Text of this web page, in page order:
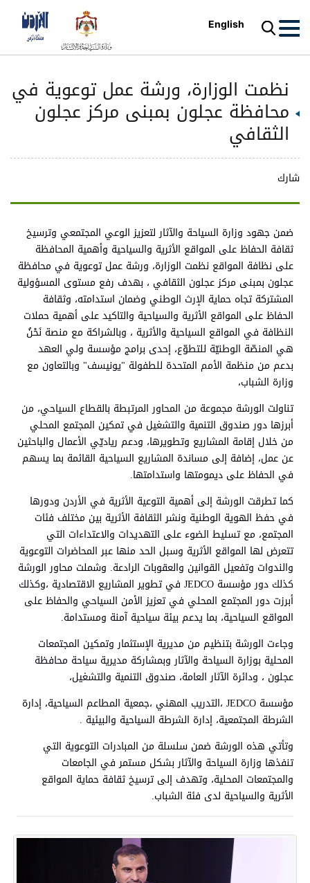
English
نظمت الوزارة، ورشة عمل توعوية في
محافظة عجلون بمبنى مركز عجلون
الثقافي
شارك
ضمن جهود وزارة السياحة والآثار لتعزيز الوعي المجتمعي وترسيخ
ثقافة الحفاظ على المواقع الأثرية والسياحية وأهمية المحافظة
على نظافة المواقع نظمت الوزارة، ورشة عمل توعوية في محافظة
عجلون بمبنى مركز عجلون الثقافي ، بهدف رفع مستوى المسؤولية
المشتركة تجاه حماية الإرث الوطني وضمان استدامته، وثقافة
الحفاظ على المواقع الأثرية والسياحية والتاكيد على أهمية حملات
النظافة في المواقع السياحية والأثرية ، وبالشراكة مع منصة نَحْنُ
هي المنصّة الوطنيّة للتطوّع، إحدى برامج مؤسسة ولي العهد
بدعم من منظمة الأمم المتحدة للطفولة "يونيسف" وبالتعاون مع
وزارة الشباب،
تناولت الورشة مجموعة من المحاور المرتبطة بالقطاع السياحي، من
أبرزها دور صندوق التنمية والتشغيل في تمكين المجتمع المحلي
من خلال إقامة المشاريع وتطويرها، ودعم رياديّي الأعمال والباحثين
عن عمل، إضافة إلى مساندة المشاريع السياحية القائمة بما يسهم
في الحفاظ على ديمومتها واستدامتها.
كما تطرقت الورشة إلى أهمية التوعية الأثرية في الأردن ودورها
في حفظ الهوية الوطنية ونشر الثقافة الأثرية بين مختلف فئات
المجتمع، مع تسليط الضوء على التهديدات والاعتداءات التي
تتعرض لها المواقع الأثرية وسبل الحد منها عبر المحاضرات التوعوية
والندوات وتفعيل القوانين والعقوبات الرادعة. وشملت محاور الورشة
كذلك دور مؤسسة JEDCO في تطوير المشاريع الاقتصادية ،وكذلك
أبرزت دور المجتمع المحلي في تعزيز الأمن السياحي والحفاظ على
المواقع السياحية، بما يدعم بيئة سياحية آمنة ومستدامة.
وجاءت الورشة بتنظيم من مديرية الإستثمار وتمكين المجتمعات
المحلية بوزارة السياحة والآثار وبمشاركة مديرية سياحة محافظة
عجلون ، ودائرة الآثار العامة، صندوق التنمية والتشغيل،
مؤسسة JEDCO ،التدريب المهني ،جمعية المطاعم السياحية، إدارة
الشرطة المجتمعية، إدارة الشرطة السياحية والبيئية .
وتأتي هذه الورشة ضمن سلسلة من المبادرات التوعوية التي
تنفذها وزارة السياحة والآثار بشكل مستمر في الجامعات
والمجتمعات المحلية، وتهدف إلى ترسيخ ثقافة حماية المواقع
الأثرية والسياحية لدى فئة الشباب.